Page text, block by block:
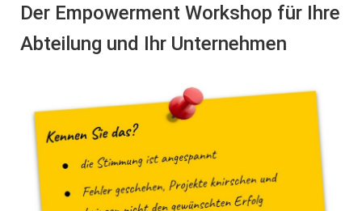
Der Empowerment Workshop für Ihre
Abteilung und Ihr Unternehmen